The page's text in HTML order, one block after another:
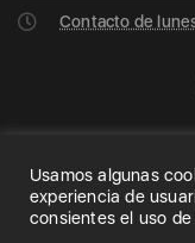
Contacto de
Home Archive
Usamos algunas
experiencia de
consientes el uso